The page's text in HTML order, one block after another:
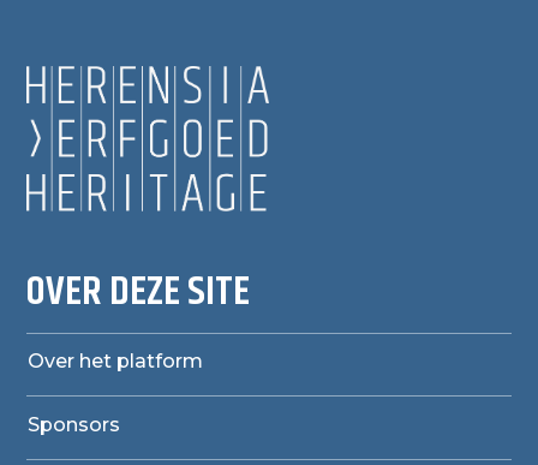
OVER DEZE SITE
Over het platform
Sponsors